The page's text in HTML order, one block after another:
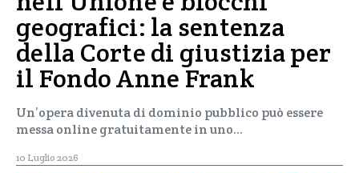
geografici: la sentenza
della Corte di giustizia per
il Fondo Anne Frank
Un’opera divenuta di dominio pubblico può essere
messa online gratuitamente in uno…
10 Luglio 2026